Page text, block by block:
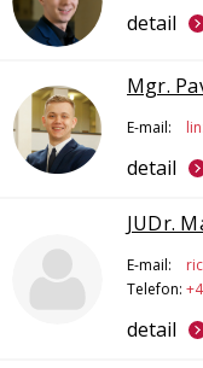
detail
Mgr.
E-mail:
detail
JUDr.
E-mail:
Telefon:
detail